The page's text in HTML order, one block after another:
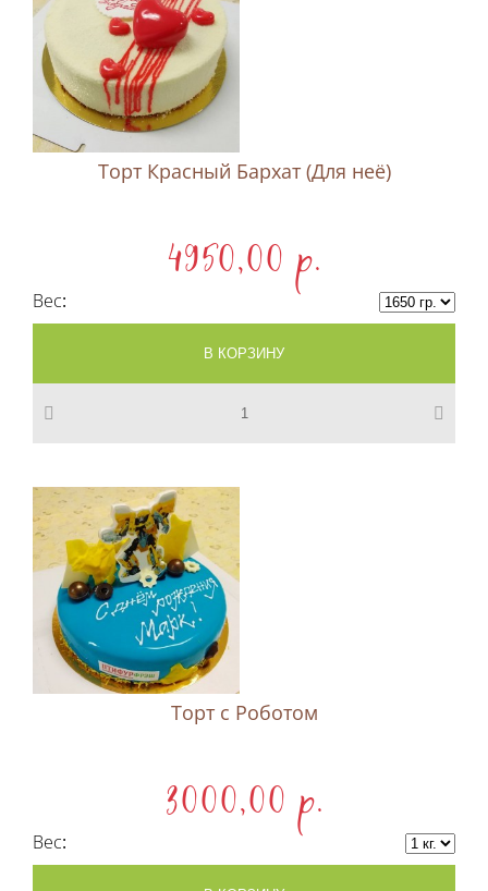
Торт Красный Бархат (Для неё)
4950,00 p.
Вес
Торт с Роботом
3000,00 p.
Вес